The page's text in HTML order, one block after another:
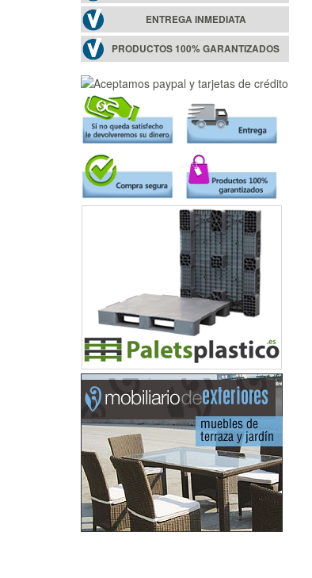
ENTREGA INMEDIATA
PRODUCTOS 100% GARANTIZADOS